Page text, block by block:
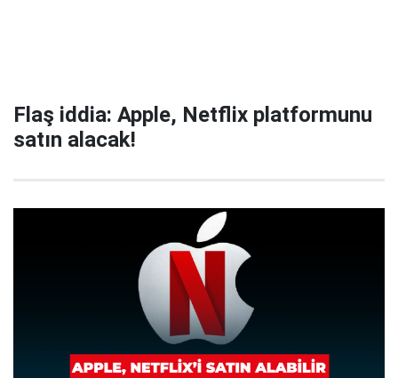
Flaş iddia: Apple, Netflix platformunu
satın alacak!